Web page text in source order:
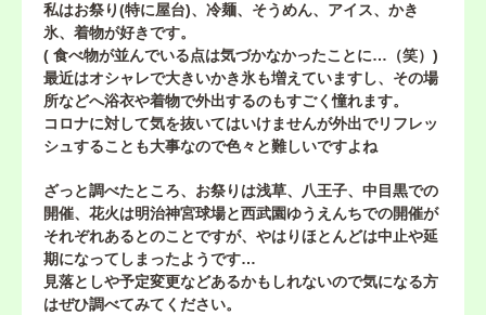
私はお祭り(特に屋台)、冷麺、そうめん、アイス、かき
氷、着物が好きです。
( 食べ物が並んでいる点は気づかなかったことに…（笑）)
最近はオシャレで大きいかき氷も増えていますし、その場
所などへ浴衣や着物で外出するのもすごく憧れます。
コロナに対して気を抜いてはいけませんが外出でリフレッ
シュすることも大事なので色々と難しいですよね
ざっと調べたところ、お祭りは浅草、八王子、中目黒での
開催、花火は明治神宮球場と西武園ゆうえんちでの開催が
それぞれあるとのことですが、やはりほとんどは中止や延
期になってしまったようです…
見落としや予定変更などあるかもしれないので気になる方
はぜひ調べてみてください。